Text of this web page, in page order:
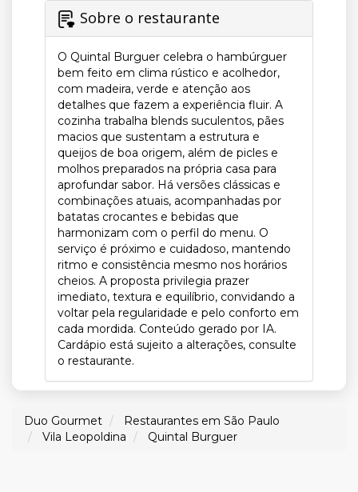
Sobre o restaurante
O Quintal Burguer celebra o hambúrguer
bem feito em clima rústico e acolhedor,
com madeira, verde e atenção aos
detalhes que fazem a experiência fluir. A
cozinha trabalha blends suculentos, pães
macios que sustentam a estrutura e
queijos de boa origem, além de picles e
molhos preparados na própria casa para
aprofundar sabor. Há versões clássicas e
combinações atuais, acompanhadas por
batatas crocantes e bebidas que
harmonizam com o perfil do menu. O
serviço é próximo e cuidadoso, mantendo
ritmo e consistência mesmo nos horários
cheios. A proposta privilegia prazer
imediato, textura e equilíbrio, convidando a
voltar pela regularidade e pelo conforto em
cada mordida. Conteúdo gerado por IA.
Cardápio está sujeito a alterações, consulte
o restaurante.
Duo Gourmet
Restaurantes em São Paulo
Vila Leopoldina
Quintal Burguer